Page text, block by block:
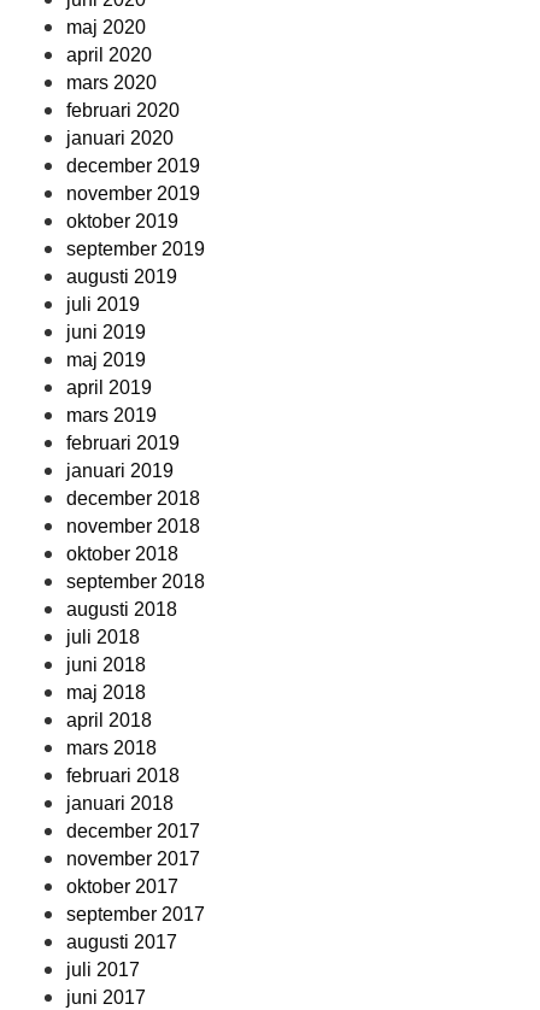
maj 2020
april 2020
mars 2020
februari 2020
januari 2020
december 2019
november 2019
oktober 2019
september 2019
augusti 2019
juli 2019
juni 2019
maj 2019
april 2019
mars 2019
februari 2019
januari 2019
december 2018
november 2018
oktober 2018
september 2018
augusti 2018
juli 2018
juni 2018
maj 2018
april 2018
mars 2018
februari 2018
januari 2018
december 2017
november 2017
oktober 2017
september 2017
augusti 2017
juli 2017
juni 2017